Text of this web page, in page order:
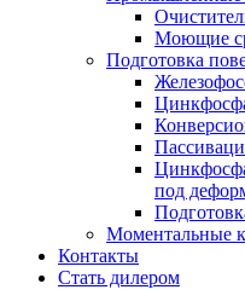
Моющие
Подготовка
под
Моментальные
Контакты
Стать дилером